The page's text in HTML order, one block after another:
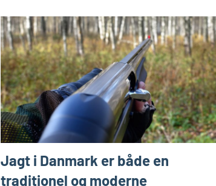
Jagt i Danmark er både en
traditionel og moderne